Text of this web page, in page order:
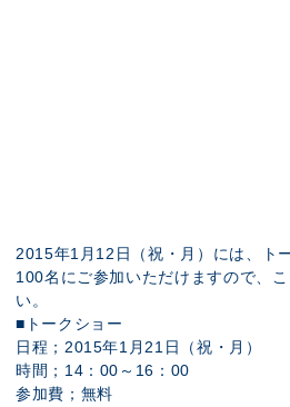
2015年1月12日（祝・月）には、ト
100名にご参加いただけますので、
い。
■トークショー
日程；2015年1月21日（祝・月）
時間；14：00～16：00
参加費；無料